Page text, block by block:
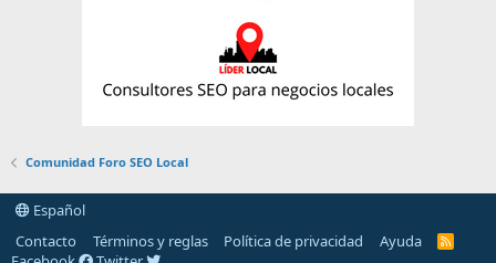
Comunidad Foro SEO Local
Español
Contacto
Términos y reglas Política de privacidad Ayuda
R